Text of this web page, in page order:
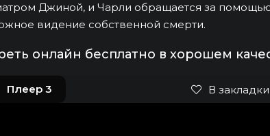
Джиной, и Чарли обращается за
видение собственной смерти.
онлайн бесплатно в хорошем
Плеер 3 В закладки